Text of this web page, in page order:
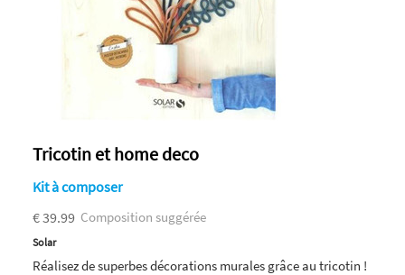
Tricotin et home deco
Kit à composer
€ 39.99 Composition suggérée
Solar
Réalisez de superbes décorations murales grâce au tricotin !